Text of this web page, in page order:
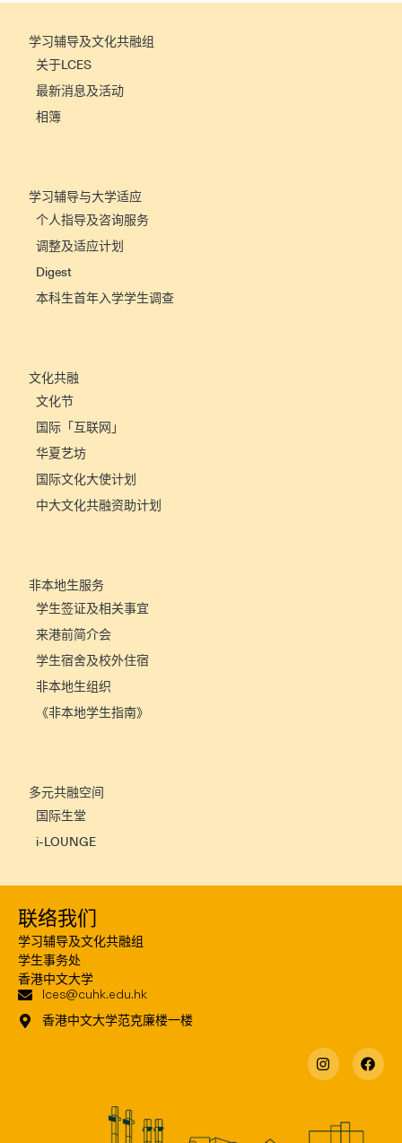
学习辅导及文化共融组
关于LCES
最新消息及活动
相簿
学习辅导与大学适应
个人指导及咨询服务
调整及适应计划
Digest
本科生首年入学学生调查
文化共融
文化节
国际「互联网」
华夏艺坊
国际文化大使计划
中大文化共融资助计划
非本地生服务
学生签证及相关事宜
来港前简介会
学生宿舍及校外住宿
非本地生组织
《非本地学生指南》
多元共融空间
国际生堂
i-LOUNGE
联络我们
学习辅导及文化共融组
学生事务处
香港中文大学
lces@cuhk.edu.hk
香港中文大学范克廉楼一楼